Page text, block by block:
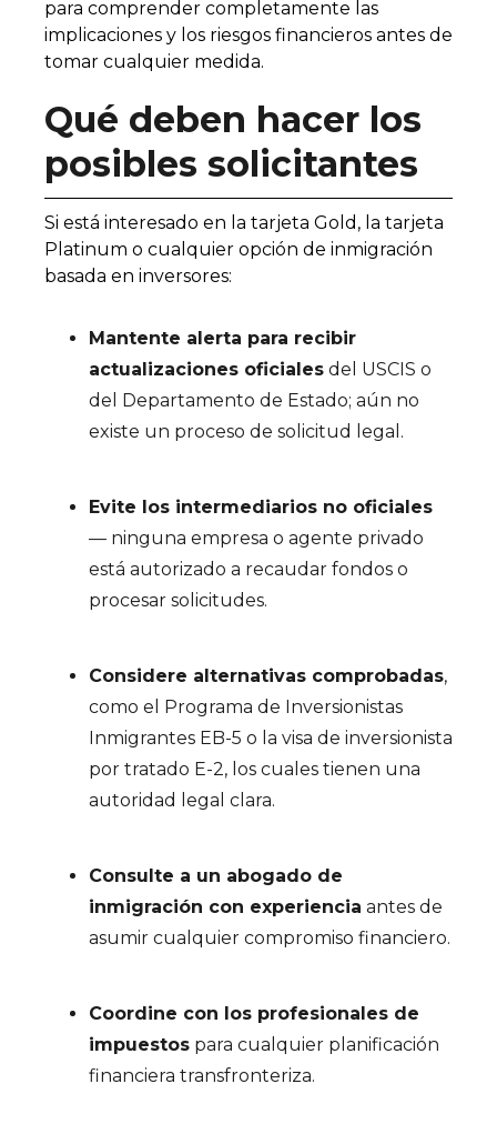
para comprender completamente las
implicaciones y los riesgos financieros antes de
tomar cualquier medida.
Qué deben hacer los
posibles solicitantes
Si está interesado en la tarjeta Gold, la tarjeta
Platinum o cualquier opción de inmigración
basada en inversores:
Mantente alerta para recibir
actualizaciones oficiales del USCIS o
del Departamento de Estado; aún no
existe un proceso de solicitud legal.
Evite los intermediarios no oficiales
— ninguna empresa o agente privado
está autorizado a recaudar fondos o
procesar solicitudes.
Considere alternativas comprobadas,
como el Programa de Inversionistas
Inmigrantes EB-5 o la visa de inversionista
por tratado E-2, los cuales tienen una
autoridad legal clara.
Consulte a un abogado de
inmigración con experiencia antes de
asumir cualquier compromiso financiero.
Coordine con los profesionales de
impuestos para cualquier planificación
financiera transfronteriza.